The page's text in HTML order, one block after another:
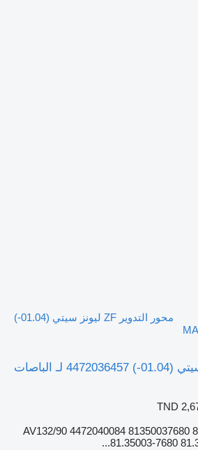
محور التدوير ZF ليونز سيتي (01.04-)
محور التدوير ZF ليونز سيتي (01.04-) 4472036457 لـ الباصات
TND
4472036457 AV132/90 4472040084
81.35003-7680